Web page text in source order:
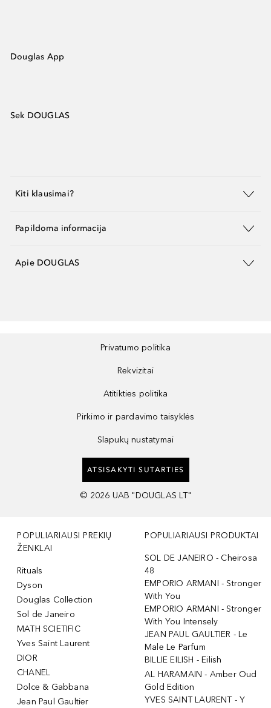
Douglas App
Sek DOUGLAS
Kiti klausimai?
Papildoma informacija
Apie DOUGLAS
Privatumo politika
Rekvizitai
Atitikties politika
Pirkimo ir pardavimo taisyklės
Slapukų nustatymai
ATSISAKYTI SUTARTIES
© 2026 UAB "DOUGLAS LT"
POPULIARIAUSI PREKIŲ
ŽENKLAI
Rituals
Dyson
Douglas Collection
Sol de Janeiro
MATH SCIETIFIC
Yves Saint Laurent
DIOR
CHANEL
Dolce & Gabbana
Jean Paul Gaultier
POPULIARIAUSI PRODUKTAI
SOL DE JANEIRO - Cheirosa
48
EMPORIO ARMANI - Stronger
With You
EMPORIO ARMANI - Stronger
With You Intensely
JEAN PAUL GAULTIER - Le
Male Le Parfum
BILLIE EILISH - Eilish
AL HARAMAIN - Amber Oud
Gold Edition
YVES SAINT LAURENT - Y